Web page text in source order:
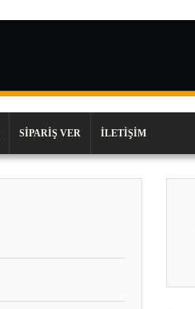
SIPARIŞ VER İLETIŞIM